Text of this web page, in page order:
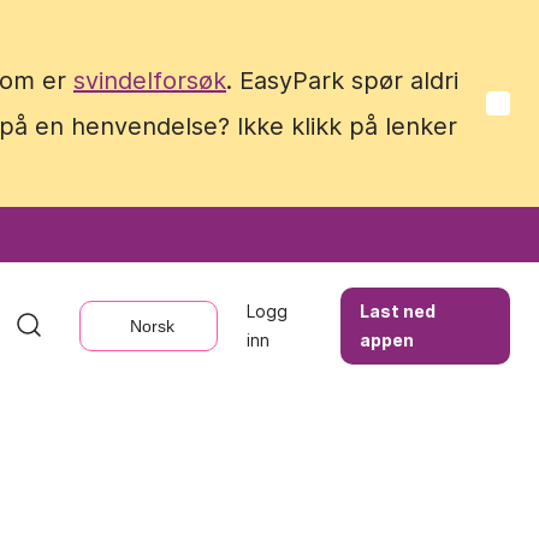
er svindelforsøk. EasyPark spør aldri
en henvendelse? Ikke klikk på lenker
Norsk
Logg
inn
Last ned
appen
er svindelforsøk. EasyPark spør aldri
en henvendelse? Ikke klikk på lenker
Norsk
Logg
inn
Last ned
appen